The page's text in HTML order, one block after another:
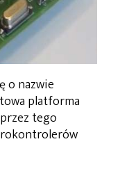
o nazwie
platforma
tego